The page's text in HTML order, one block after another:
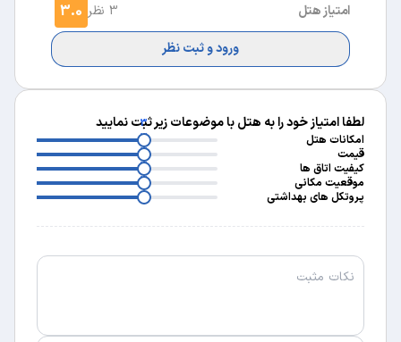
امتیاز هتل 3 نظر 3.0
ورود و ثبت نظر
لطفا امتیاز خود را به هتل با موضوعات زیر ثبت نمایید
امکانات هتل
3
قیمت
3
کیفیت اتاق ها
3
موقعیت مکانی
3
پروتکل های بهداشتی
3